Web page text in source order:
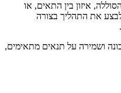
איזון בין התאים, או
את התהליך בצורה
ושמירה על תנאים מתאימים,